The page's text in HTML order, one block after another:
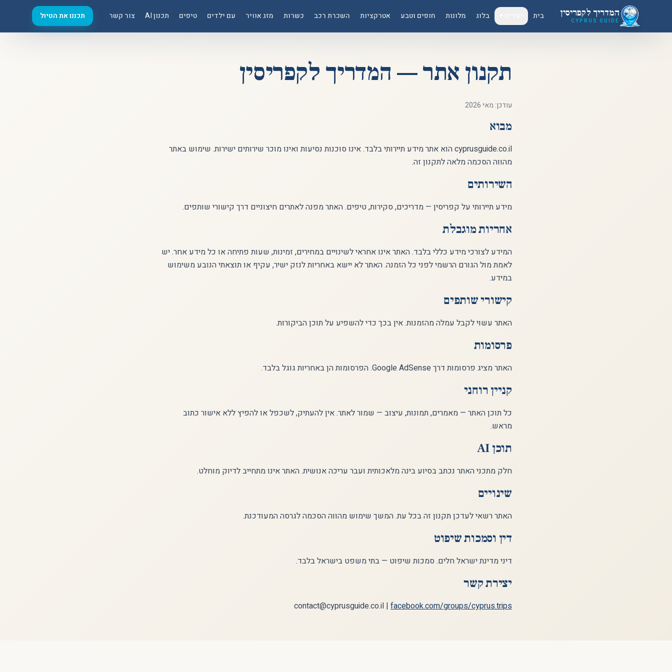
דלג לתוכן הראשי
המדריך לקפריסין
CYPRUS GUIDE בית בלוג מלונות חופים וטבע אטרקציות השכרת רכב כשרות מזג אוויר עם ילדים טיפים תכנון AI צור קשר תכננו את הטיול
תקנון אתר — המדריך לקפריסין
עודכן: מאי 2026
מבוא
cyprusguide.co.il הוא אתר מידע תיירותי בלבד. אינו סוכנות נסיעות ואינו מוכר שירותים ישירות. שימוש באתר
מהווה הסכמה מלאה לתקנון זה.
השירותים
מידע תיירותי על קפריסין — מדריכים, סקירות, טיפים. האתר מפנה לאתרים חיצוניים דרך קישורי שותפים.
אחריות מוגבלת
המידע לצורכי מידע כללי בלבד. האתר אינו אחראי לשינויים במחירים, זמינות, שעות פתיחה או כל מידע אחר. יש
לאמת מול הגורם הרשמי לפני כל הזמנה. האתר לא יישא באחריות לנזק ישיר, עקיף או תוצאתי הנובע משימוש
במידע.
קישורי שותפים
האתר עשוי לקבל עמלה מהזמנות. אין בכך כדי להשפיע על תוכן הביקורות.
פרסומות
האתר מציג פרסומות דרך Google AdSense. הפרסומות הן באחריות גוגל בלבד.
קניין רוחני
כל תוכן האתר — מאמרים, תמונות, עיצוב — שמור לאתר. אין להעתיק, לשכפל או להפיץ ללא אישור כתוב
מראש.
תוכן AI
חלק מתכני האתר נכתב בסיוע בינה מלאכותית ועבר עריכה אנושית. האתר אינו מתחייב לדיוק מוחלט.
שינויים
האתר רשאי לעדכן תקנון זה בכל עת. המשך שימוש מהווה הסכמה לגרסה המעודכנת.
דין וסמכות שיפוט
דיני מדינת ישראל חלים. סמכות שיפוט — בתי משפט בישראל בלבד.
יצירת קשר
contact@cyprusguide.co.il | facebook.com/groups/cyprus.trips